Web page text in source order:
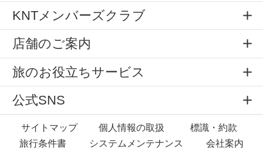
KNTメンバーズクラブ
店舗のご案内
旅のお役立ちサービス
公式SNS
サイトマップ 個人情報の取扱
標識・約款
旅行条件書
システムメンテナンス 会社案内